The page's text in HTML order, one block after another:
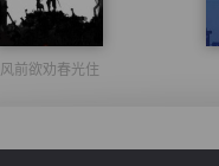
风前欲劝春光住